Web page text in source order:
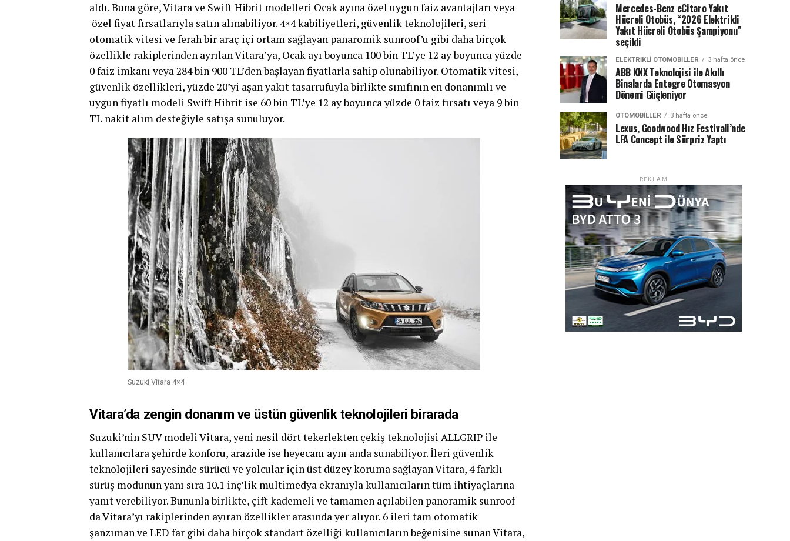
aldı. Buna göre, Vitara ve Swift Hibrit modelleri Ocak ayına özel uygun faiz avantajları veya
özel fiyat fırsatlarıyla satın alınabiliyor. 4×4 kabiliyetleri, güvenlik teknolojileri, seri
otomatik vitesi ve ferah bir araç içi ortam sağlayan panaromik sunroof’u gibi daha birçok
özellikle rakiplerinden ayrılan Vitara’ya, Ocak ayı boyunca 100 bin TL’ye 12 ay boyunca yüzde
0 faiz imkanı veya 284 bin 900 TL’den başlayan fiyatlarla sahip olunabiliyor. Otomatik vitesi,
güvenlik özellikleri, yüzde 20’yi aşan yakıt tasarrufuyla birlikte sınıfının en donanımlı ve
uygun fiyatlı modeli Swift Hibrit ise 60 bin TL’ye 12 ay boyunca yüzde 0 faiz fırsatı veya 9 bin
TL nakit alım desteğiyle satışa sunuluyor.
Suzuki Vitara 4×4
Vitara’da zengin donanım ve üstün güvenlik teknolojileri birarada
Suzuki’nin SUV modeli Vitara, yeni nesil dört tekerlekten çekiş teknolojisi ALLGRIP ile
kullanıcılara şehirde konforu, arazide ise heyecanı aynı anda sunabiliyor. İleri güvenlik
teknolojileri sayesinde sürücü ve yolcular için üst düzey koruma sağlayan Vitara, 4 farklı
sürüş modunun yanı sıra 10.1 inç’lik multimedya ekranıyla kullanıcıların tüm ihtiyaçlarına
yanıt verebiliyor. Bununla birlikte, çift kademeli ve tamamen açılabilen panoramik sunroof
da Vitara’yı rakiplerinden ayıran özellikler arasında yer alıyor. 6 ileri tam otomatik
şanzıman ve LED far gibi daha birçok standart özelliği kullanıcıların beğenisine sunan Vitara,
Mercedes-Benz eCitaro Yakıt
Hücreli Otobüs, “2026 Elektrikli
Yakıt Hücreli Otobüs Şampiyonu”
seçildi
ELEKTRIKLI OTOMOBILLER 3 hafta önce
ABB KNX Teknolojisi ile Akıllı
Binalarda Entegre Otomasyon
Dönemi Güçleniyor
OTOMOBILLER 3 hafta önce
Lexus, Goodwood Hız Festivali’nde
LFA Concept ile Sürpriz Yaptı
REKLAM